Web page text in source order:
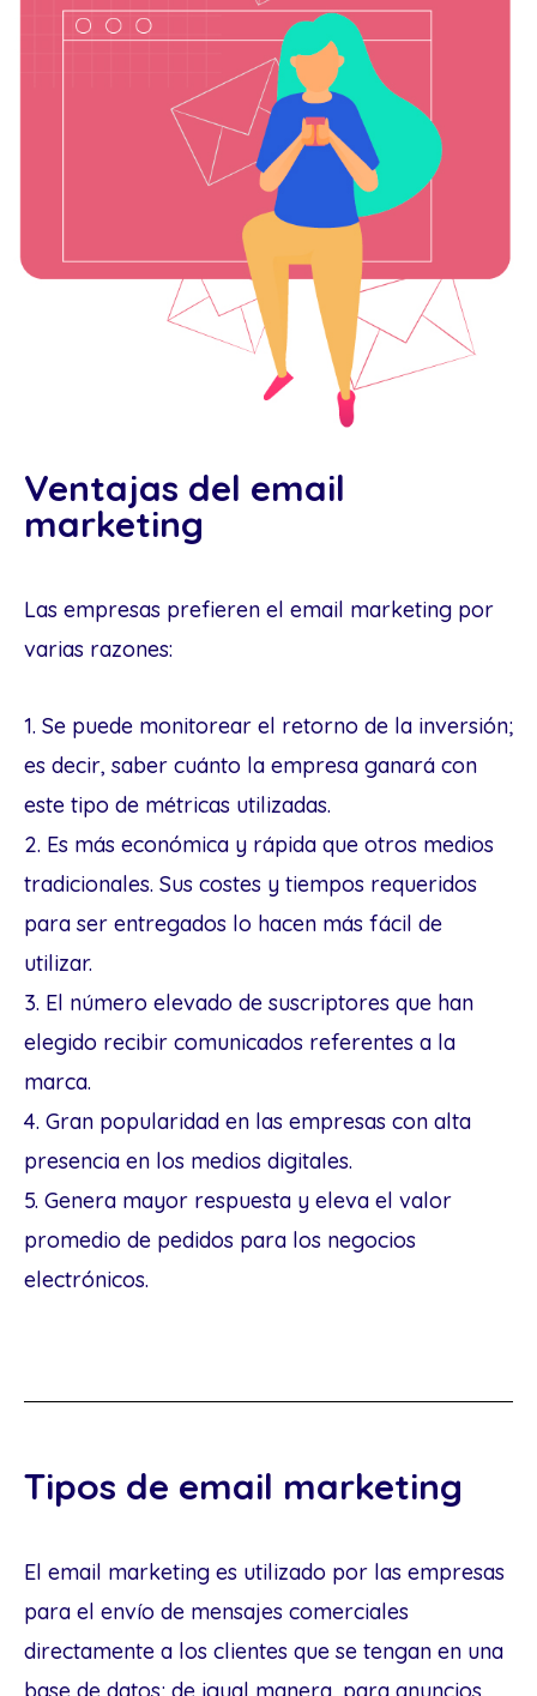
Ventajas del email
marketing
Las empresas prefieren el email marketing por
varias razones:
1. Se puede monitorear el retorno de la inversión;
es decir, saber cuánto la empresa ganará con
este tipo de métricas utilizadas.
2. Es más económica y rápida que otros medios
tradicionales. Sus costes y tiempos requeridos
para ser entregados lo hacen más fácil de
utilizar.
3. El número elevado de suscriptores que han
elegido recibir comunicados referentes a la
marca.
4. Gran popularidad en las empresas con alta
presencia en los medios digitales.
5. Genera mayor respuesta y eleva el valor
promedio de pedidos para los negocios
electrónicos.
Tipos de email marketing
El email marketing es utilizado por las empresas
para el envío de mensajes comerciales
directamente a los clientes que se tengan en una